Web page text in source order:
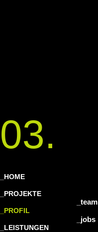
03.
_HOME
_PROJEKTE
_PROFIL
_LEISTUNGEN
_team
_jobs